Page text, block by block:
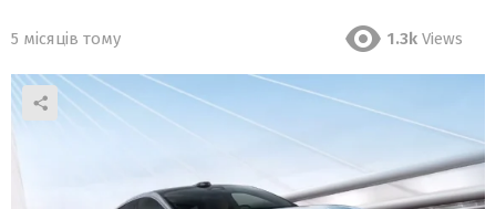
5 місяців тому 1.3k Views